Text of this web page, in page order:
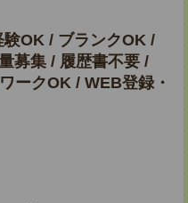
OK / ブランクOK /
募集 / 履歴書不要 /
ークOK / WEB登録・